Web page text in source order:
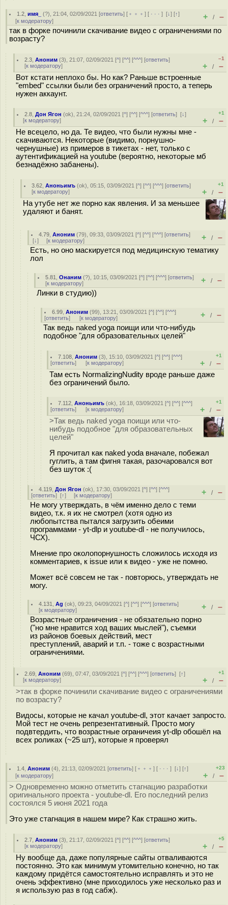
1.2 ,имя_ (?), 21:04, 02/09/2021 [ответить] [ ﹢﹢﹢] [ · · ·][↓] [↑]
[к модератору] + / –
так в форке починили скачивание видео с ограничениями по
возрасту?
2.3 ,Аноним (3), 21:07, 02/09/2021 [^] [^^] [^^^] [ответить]
[к модератору]
–1
+ / –
Вот кстати неплохо бы. Но как? Раньше встроенные
"embed" ссылки были без ограничений просто, а теперь
нужен аккаунт.
2.8 ,Дон Ягон (ok), 21:24, 02/09/2021 [^] [^^] [^^^] [ответить][↓]
[к модератору]
+1
+ / –
Не всецело, но да. Те видео, что были нужны мне -
скачиваются. Некоторые (видимо, порнушно-
чернушные) из примеров в тикетах - нет, только с
аутентификацией на youtube (вероятно, некоторые мб
безнадёжно забанены).
3.62 ,Аноньимъ (ok), 05:15, 03/09/2021 [^] [^^] [^^^] [ответить]
[к модератору]
+1
+ / –
На утубе нет же порно как явления. И за меньшее
удаляют и банят.
4.79 ,Аноним (79), 09:33, 03/09/2021 [^] [^^] [^^^] [ответить]
[↓] [к модератору] + / –
Есть, но оно маскируется под медицинскую тематику
лол
5.81 ,Онаним (?), 10:15, 03/09/2021 [^] [^^] [^^^] [ответить]
[к модератору] + / –
Линки в студию))
6.99 ,Аноним (99), 13:21, 03/09/2021 [^] [^^] [^^^]
[ответить] [к модератору] + / –
Так ведь naked yoga поищи или что-нибудь
подобное "для образовательных целей"
7.108 ,Аноним (3), 15:10, 03/09/2021 [^] [^^] [^^^]
[ответить] [к модератору]
+1
+ / –
Там есть NormalizingNudity вроде раньше даже
без ограничений было.
7.112 ,Аноньимъ (ok), 16:18, 03/09/2021 [^] [^^] [^^^]
[ответить] [к модератору]
+1
+ / –
>Так ведь naked yoga поищи или что-
нибудь подобное "для образовательных
целей"
Я прочитал как naked yoda вначале, побежал
гуглить, а там фигня такая, разочаровался вот
без шуток :(
4.119 ,Дон Ягон (ok), 17:30, 03/09/2021 [^] [^^] [^^^]
[ответить] [↑] [к модератору] + / –
Не могу утверждать, в чём именно дело с теми
видео, т.к. я их не смотрел (хотя одно из
любопытства пытался загрузить обеими
программами - yt-dlp и youtube-dl - не получилось,
ЧСХ).
Мнение про околопорнушность сложилось исходя из
комментариев, к issue или к видео - уже не помню.
Может всё совсем не так - повторюсь, утверждать не
могу.
4.131 ,Ag (ok), 09:23, 04/09/2021 [^] [^^] [^^^] [ответить]
[к модератору] + / –
Возрастные ограничения - не обязательно порно
("но мне нравится ход ваших мыслей"), съемки
из районов боевых действий, мест
преступлений, аварий и т.п. - тоже с возрастными
ограничениями.
2.69 ,Аноним (69), 07:47, 03/09/2021 [^] [^^] [^^^] [ответить][↑]
[к модератору]
+1
+ / –
>так в форке починили скачивание видео с ограничениями
по возрасту?
Видосы, которые не качал youtube-dl, этот качает запросто.
Мой тест не очень репрезентативный. Просто могу
подвтердить, что возрастные ограничеия yt-dlp обошёл на
всех роликах (~25 шт), которые я проверял
1.4 ,Аноним (4), 21:13, 02/09/2021 [ответить] [ ﹢﹢﹢] [ · · ·][↓] [↑]
[к модератору]
+23
+ / –
> Одновременно можно отметить стагнацию разработки
оригинального проекта - youtube-dl. Его последний релиз
состоялся 5 июня 2021 года
Это уже стагнация в нашем мире? Как страшно жить.
2.7 ,Аноним (3), 21:17, 02/09/2021 [^] [^^] [^^^] [ответить]
[к модератору]
+5
+ / –
Ну вообще да, даже популярные сайты отваливаются
постоянно. Это как минимум утомительно конечно, но так
каждому придётся самостоятельно исправлять и это не
очень эффективно (мне приходилось уже несколько раз и
я использую раз в год сабж).